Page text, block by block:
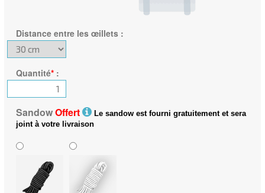
Distance entre les œillets:
Quantité*:
SandowOffert
Le sandow est fourni gratuitement et sera
joint à votre livraison